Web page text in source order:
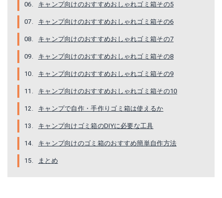
キャンプ向けのおすすめおしゃれゴミ箱その5
キャンプ向けのおすすめおしゃれゴミ箱その6
キャンプ向けのおすすめおしゃれゴミ箱その7
キャンプ向けのおすすめおしゃれゴミ箱その8
キャンプ向けのおすすめおしゃれゴミ箱その9
キャンプ向けのおすすめおしゃれゴミ箱その10
キャンプで自作・手作りゴミ箱は使えるか
キャンプ向けゴミ箱のDIYに必要な工具
キャンプ向けのゴミ箱のおすすめ簡単自作方法
まとめ
山崎実業 ｜ポリ袋ホルダー プレート ホワイト
Amazonで詳細を見る
楽天で詳細を見る